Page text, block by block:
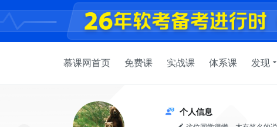
慕课网首页 免费课 实战课 体系课 发现
个人信息